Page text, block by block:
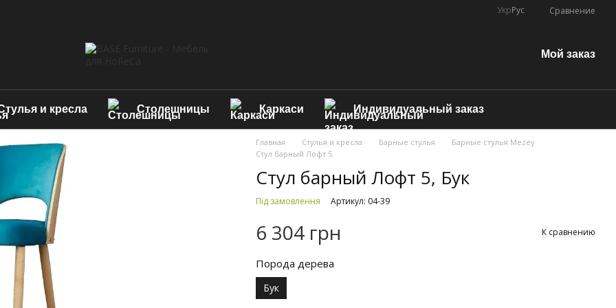
УкрРус Сравнение
Мой заказ
и кресла Столешницы Каркаси Индивидуальный заказ
Главная Стулья и кресла Барные стулья
Барные стулья Mezey
Стул барный Лофт 5
Стул барный Лофт 5, Бук
Під замовлення Артикул: 04-39
6 304 грн К сравнению
Порода дерева
Бук